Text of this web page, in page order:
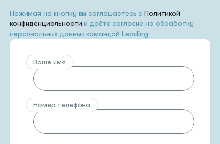
Нажимая на кнопку вы соглашаетесь с Политикой
конфиденциальности и даёте согласие на обработку
персональных данных командой Leading
Ваше имя
Номер телефона